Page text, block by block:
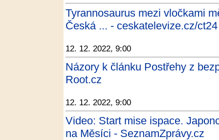
Tyrannosaurus mezi vločkami
Česká ... - ceskatelevize.cz/ct24
12. 12. 2022, 9:00
Názory k článku Postřehy z
Root.cz
12. 12. 2022, 9:00
Video: Start mise ispace.
na Měsíci - SeznamZprávy.cz